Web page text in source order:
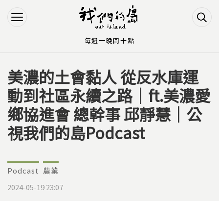
Jump to Navigation
Jump to Main content
您在這裡
美濃的土會黏人 從反水庫運
動到社區永續之路｜ft.美濃愛
鄉協進會 總幹事 邱靜慧｜公
視我們的島Podcast
Podcast 農業
2024-05-19 23:07
每週一晚間十點